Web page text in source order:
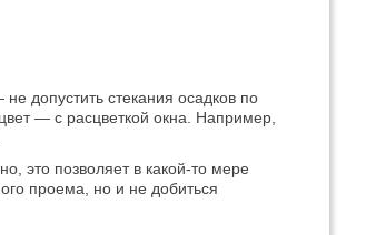
допустить стекания осадков по
— с расцветкой окна. Например,
это позволяет в какой-то мере
проема, но и не добиться